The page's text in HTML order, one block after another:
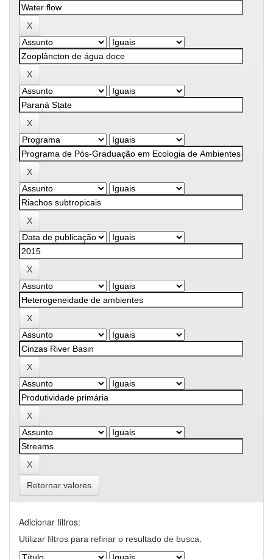
Retornar valores
Adicionar filtros:
Utilizar filtros para refinar o resultado de busca.